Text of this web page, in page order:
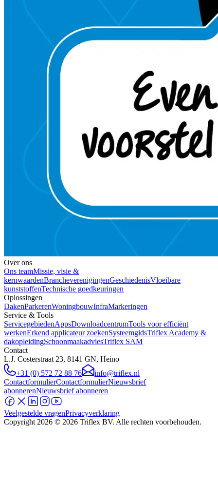
Over ons
Ons teamMissie, visie &
kernwaardenBrancheverenigingenGeschiedenisVloeibare
kunststoffenTechnische goedkeuringen
Oplossingen
DakenParkerenWoningbouwInfraMarkeringen
Service & Tools
ServicegebiedenAppsDownloadcentrumTools voor efficiënt
werkenErkend applicateur zoekenSysteemgidsTriflex Academy &
dakopleidingSchoonmaakadviesTriflex SAM
Contact
L.J. Costerstraat 23, 8141 GN, Heino
+31 (0) 572 72 88 76
info@triflex.nl
ContactformulierContactformulierNieuwsbrief
abonnerenNieuwsbrief abonneren
Veelgestelde vragenPrivacyverklaring
Copyright 2026 © 2026 Triflex BV. Alle rechten voorbehouden.